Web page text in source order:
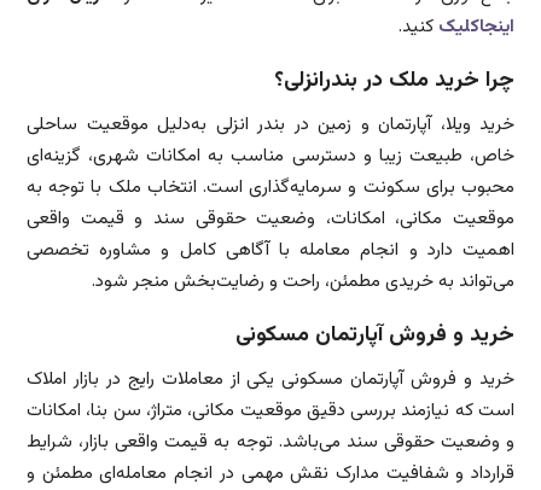
اینجاکلیک کنید.
چرا خرید ملک در بندرانزلی؟
خرید ویلا، آپارتمان و زمین در بندر انزلی به‌دلیل موقعیت ساحلی
خاص، طبیعت زیبا و دسترسی مناسب به امکانات شهری، گزینه‌ای
محبوب برای سکونت و سرمایه‌گذاری است. انتخاب ملک با توجه به
موقعیت مکانی، امکانات، وضعیت حقوقی سند و قیمت واقعی
اهمیت دارد و انجام معامله با آگاهی کامل و مشاوره تخصصی
می‌تواند به خریدی مطمئن، راحت و رضایت‌بخش منجر شود.
خرید و فروش آپارتمان مسکونی
خرید و فروش آپارتمان مسکونی یکی از معاملات رایج در بازار املاک
است که نیازمند بررسی دقیق موقعیت مکانی، متراژ، سن بنا، امکانات
و وضعیت حقوقی سند می‌باشد. توجه به قیمت واقعی بازار، شرایط
قرارداد و شفافیت مدارک نقش مهمی در انجام معامله‌ای مطمئن و